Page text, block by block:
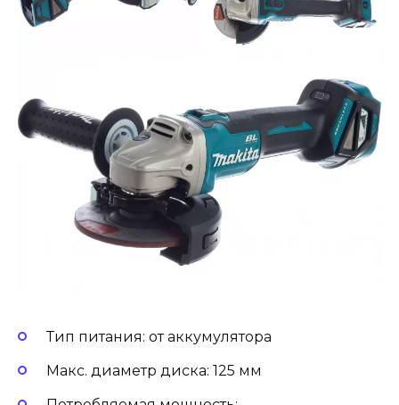
Тип питания: от аккумулятора
Макс. диаметр диска: 125 мм